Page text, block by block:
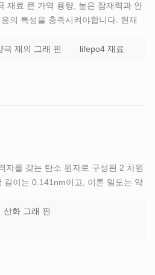
재료 큰 가역 용량, 높은 잠재력과 안
의 특성을 충족시켜야합니다. 현재
이 불량하고 리튬 이온 이동도가 낮다.
좋지 않습니다. 그 이유는 그래 핀 재
극 재의 그래 핀 lifepo4 재료
자를 갖는 탄소 원자로 구성된 2 차원
길이는 0.141nm이고, 이론 밀도는 약
참여하고 전자는 층 사이에서 부드
핀은 전기를 매우 잘 전도합니다. 이
. 배터리 그래 핀 재료 우수한 열전
실온 열전도율은 최대 3,000-5,000w /
산화 그래 핀